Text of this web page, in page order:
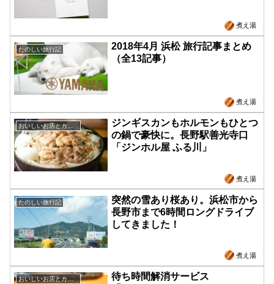
煮え湯
たのしい旅行記
2018年4月 浜松 旅行記事まとめ
（全13記事）
煮え湯
ジンギスカンもホルモンもひとつ
の鍋で豪快に。長野駅善光寺口
「ジンホル屋 ふる川」
煮え湯
たのしい旅行記
突然の雪あり桜あり。浜松市から
長野市まで6時間ロングドライブ
してきました！
煮え湯
おいしいお店とカフェ
待ち時間解消サービス